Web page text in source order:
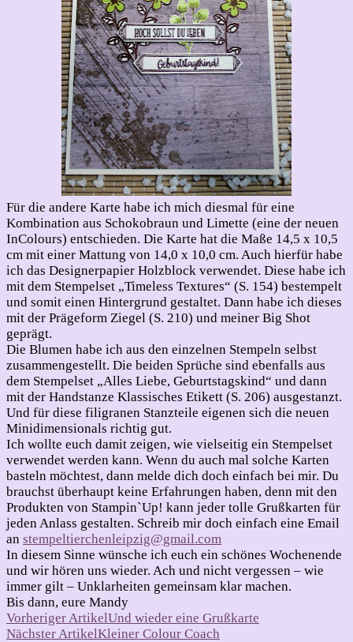
Für die andere Karte habe ich mich diesmal für eine
Kombination aus Schokobraun und Limette (eine der neuen
InColours) entschieden. Die Karte hat die Maße 14,5 x 10,5
cm mit einer Mattung von 14,0 x 10,0 cm. Auch hierfür habe
ich das Designerpapier Holzblock verwendet. Diese habe ich
mit dem Stempelset „Timeless Textures“ (S. 154) bestempelt
und somit einen Hintergrund gestaltet. Dann habe ich dieses
mit der Prägeform Ziegel (S. 210) und meiner Big Shot
geprägt.
Die Blumen habe ich aus den einzelnen Stempeln selbst
zusammengestellt. Die beiden Sprüche sind ebenfalls aus
dem Stempelset „Alles Liebe, Geburtstagskind“ und dann
mit der Handstanze Klassisches Etikett (S. 206) ausgestanzt.
Und für diese filigranen Stanzteile eigenen sich die neuen
Minidimensionals richtig gut.
Ich wollte euch damit zeigen, wie vielseitig ein Stempelset
verwendet werden kann. Wenn du auch mal solche Karten
basteln möchtest, dann melde dich doch einfach bei mir. Du
brauchst überhaupt keine Erfahrungen haben, denn mit den
Produkten von Stampin`Up! kann jeder tolle Grußkarten für
jeden Anlass gestalten. Schreib mir doch einfach eine Email
an stempeltierchenleipzig@gmail.com
In diesem Sinne wünsche ich euch ein schönes Wochenende
und wir hören uns wieder. Ach und nicht vergessen – wie
immer gilt – Unklarheiten gemeinsam klar machen.
Bis dann, eure Mandy
Beitragsnavigation
Vorheriger ArtikelUnd wieder eine Grußkarte
Nächster ArtikelKleiner Colour Coach